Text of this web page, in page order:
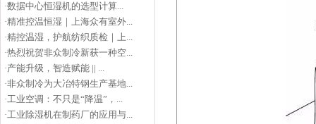
·数据中心恒湿机的选型计算...
·精准控温恒湿｜上海众有室外...
·精控温湿，护航纺织质检｜上...
·热烈祝贺非众制冷新获一种空...
·产能升级，智造赋能 || ...
·非众制冷为大冶特钢生产基地...
·工业空调：不只是“降温”，...
·工业除湿机在制药厂的应用与...